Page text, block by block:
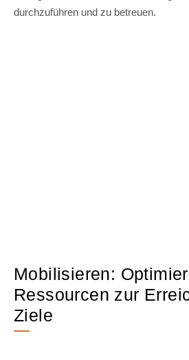
durchzuführen und zu betreuen.
Mobilisieren:
Ressourcen zur
Ziele